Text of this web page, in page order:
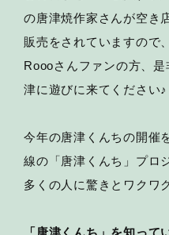
の唐津焼作家さんが空き
販売をされていますので
Roooさんファンの方、
津に遊びに来てください♪
今年の唐津くんちの開催
線の「唐津くんち」プロ
多くの人に驚きとワクワ